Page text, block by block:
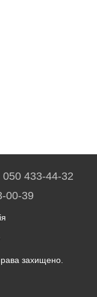
050 433-44-32
00-39
захищено.